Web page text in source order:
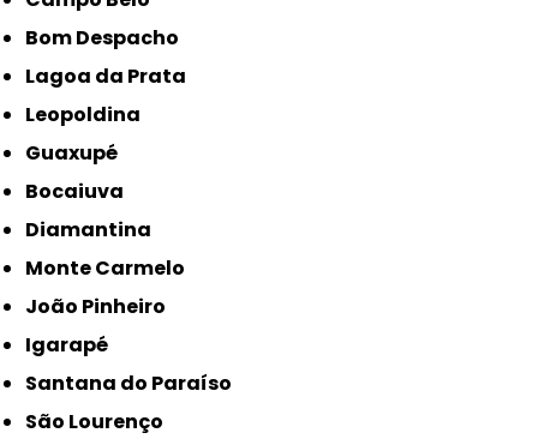
Bom Despacho
Lagoa da Prata
Leopoldina
Guaxupé
Bocaiuva
Diamantina
Monte Carmelo
João Pinheiro
Igarapé
Santana do Paraíso
São Lourenço